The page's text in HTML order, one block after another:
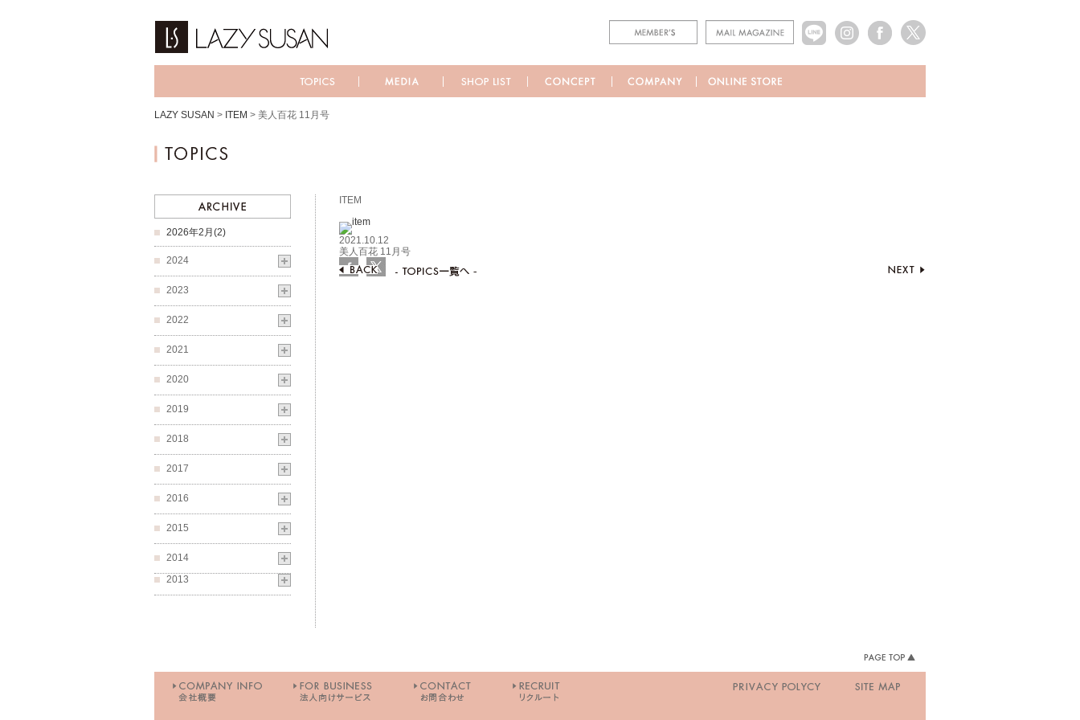
LAZY SUSAN > ITEM > 美人百花 11月号
2026年2月(2)
2024
2023
2022
2021
2020
2019
2018
2017
2016
2015
2014
2013
ITEM
2021.10.12
美人百花 11月号